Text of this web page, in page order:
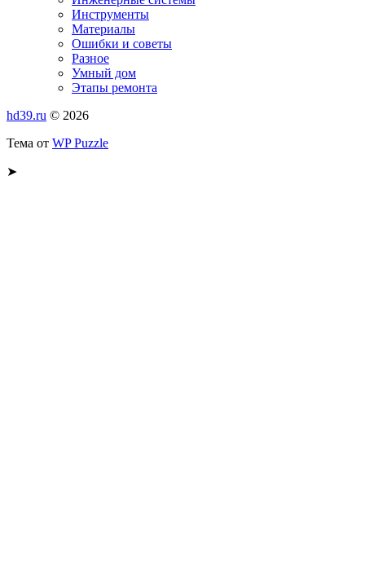
Инструменты
Материалы
Ошибки и советы
Разное
Умный дом
Этапы ремонта
hd39.ru © 2026
Тема от WP Puzzle
➤